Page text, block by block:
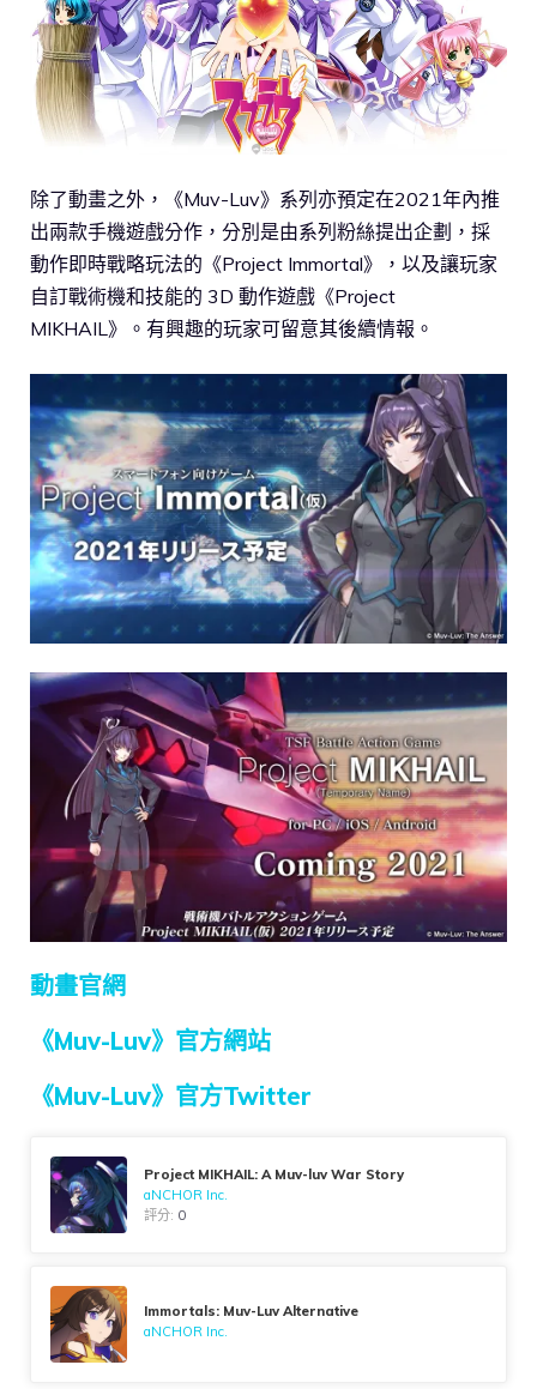
除了動畫之外，《Muv-Luv》系列亦預定在2021年內推
出兩款手機遊戲分作，分別是由系列粉絲提出企劃，採
動作即時戰略玩法的《Project Immortal》，以及讓玩家
自訂戰術機和技能的 3D 動作遊戲《Project
MIKHAIL》。有興趣的玩家可留意其後續情報。
動畫官網
《Muv-Luv》官方網站
《Muv-Luv》官方Twitter
Project MIKHAIL: A Muv-luv War Story
aNCHOR Inc.
評分: 0
Immortals: Muv-Luv Alternative
aNCHOR Inc.